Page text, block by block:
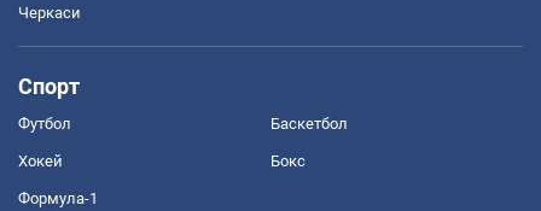
Черкаси
Спорт
Футбол Баскетбол
Хокей Бокс
Формула-1